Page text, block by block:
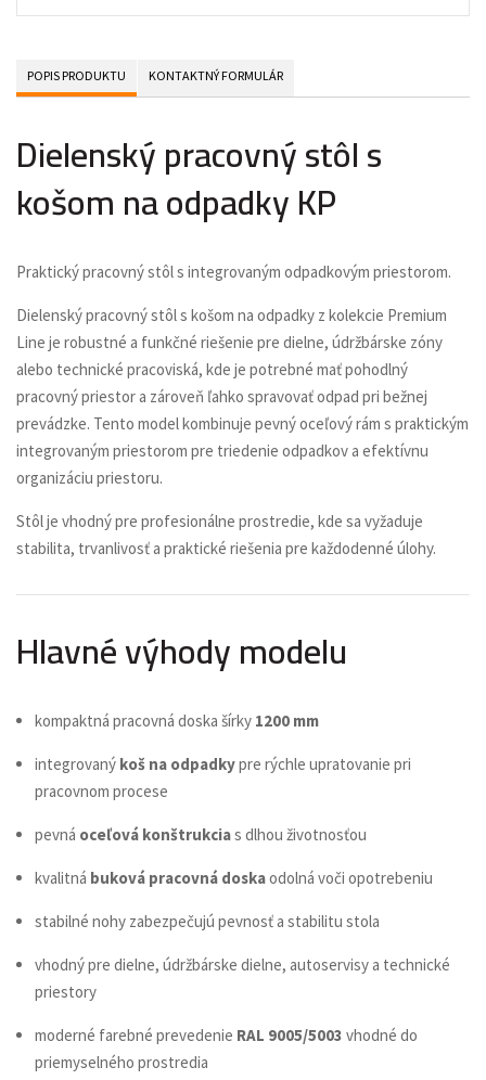
POPIS PRODUKTU KONTAKTNÝ FORMULÁR
Dielenský pracovný stôl s
košom na odpadky KP
Praktický pracovný stôl s integrovaným odpadkovým priestorom.
Dielenský pracovný stôl s košom na odpadky z kolekcie Premium
Line je robustné a funkčné riešenie pre dielne, údržbárske zóny
alebo technické pracoviská, kde je potrebné mať pohodlný
pracovný priestor a zároveň ľahko spravovať odpad pri bežnej
prevádzke. Tento model kombinuje pevný oceľový rám s praktickým
integrovaným priestorom pre triedenie odpadkov a efektívnu
organizáciu priestoru.
Stôl je vhodný pre profesionálne prostredie, kde sa vyžaduje
stabilita, trvanlivosť a praktické riešenia pre každodenné úlohy.
Hlavné výhody modelu
kompaktná pracovná doska šírky 1200 mm
integrovaný koš na odpadkypre rýchle upratovanie pri
pracovnom procese
pevná oceľová konštrukcias dlhou životnosťou
kvalitná buková pracovná doskaodolná voči opotrebeniu
stabilné nohy zabezpečujú pevnosť a stabilitu stola
vhodný pre dielne, údržbárske dielne, autoservisy a technické
priestory
moderné farebné prevedenie RAL 9005/5003 vhodné do
priemyselného prostredia